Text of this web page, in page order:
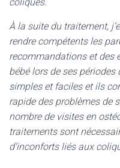
À la suite du traitement,
rendre compétents les
recommandations et des
bébé lors de ses périodes
simples et faciles et ils
rapide des problèmes de
nombre de visites en
traitements sont
d’inconforts liés aux